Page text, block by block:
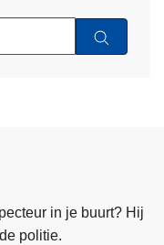
in je buurt? Hij
politie.